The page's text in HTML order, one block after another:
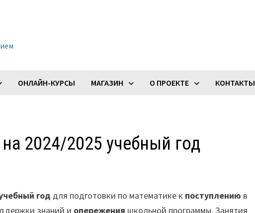
ОНЛАЙН-КУРСЫ МАГАЗИН О ПРОЕКТЕ КОНТАКТЫ
2024/2025 учебный год
год для подготовки по математике к поступлению в
знаний и опережения школьной программы. Занятия